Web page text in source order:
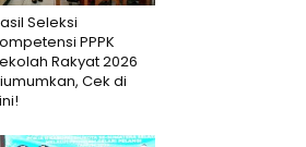
Seleksi
PPPK
Rakyat 2026
Cek di